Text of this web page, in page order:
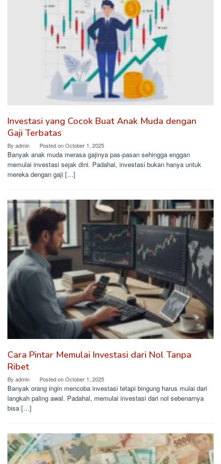
Investasi yang Cocok Buat Anak Muda dengan
Gaji Terbatas
By admin Posted onOctober 1, 2025
Banyak anak muda merasa gajinya pas-pasan sehingga enggan
memulai investasi sejak dini. Padahal, investasi bukan hanya untuk
mereka dengan gaji […]
Cara Pintar Memulai Investasi dari Nol Tanpa
Ribet
By admin Posted onOctober 1, 2025
Banyak orang ingin mencoba investasi tetapi bingung harus mulai dari
langkah paling awal. Padahal, memulai investasi dari nol sebenarnya
bisa […]